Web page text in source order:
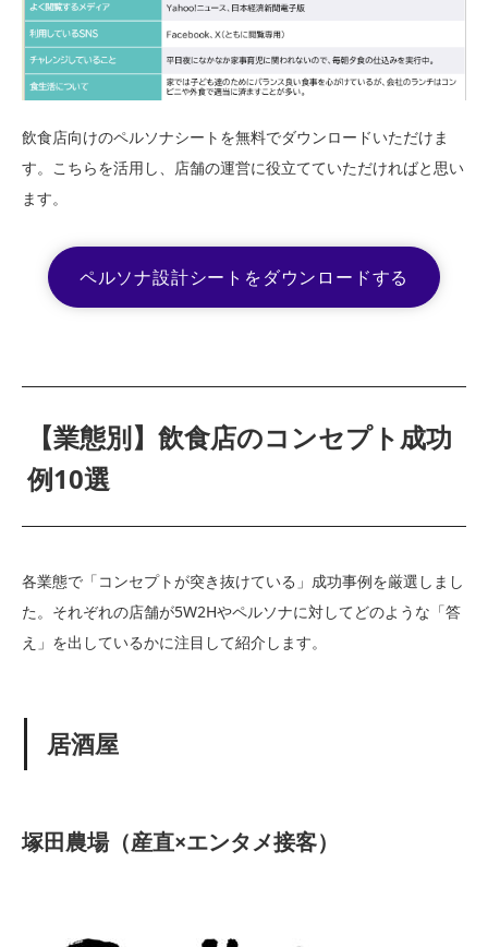
飲食店向けのペルソナシートを無料でダウンロードいただけま
す。こちらを活用し、店舗の運営に役立てていただければと思い
ます。
ペルソナ設計シートをダウンロードする
【業態別】飲食店のコンセプト成功
例10選
各業態で「コンセプトが突き抜けている」成功事例を厳選しまし
た。それぞれの店舗が5W2Hやペルソナに対してどのような「答
え」を出しているかに注目して紹介します。
居酒屋
塚田農場（産直×エンタメ接客）